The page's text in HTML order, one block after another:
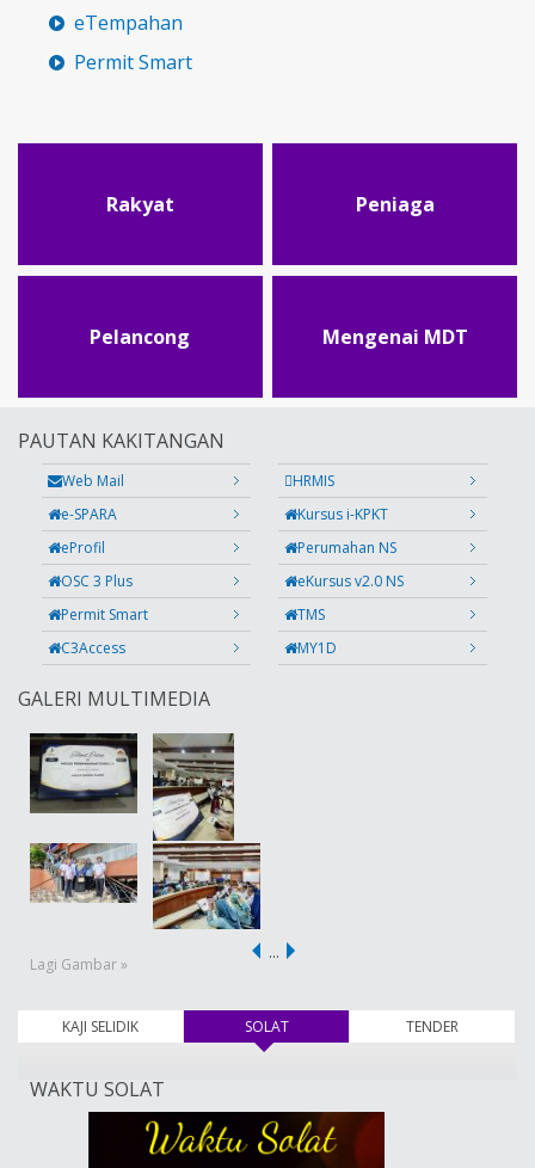
eTempahan
Permit Smart
Rakyat Peniaga
Pelancong Mengenai MDT
PAUTAN KAKITANGAN
Web Mail
HRMIS
e-SPARA
Kursus i-KPKT
eProfil
Perumahan NS
OSC 3 Plus
eKursus v2.0 NS
Permit Smart
TMS
C3Access
MY1D
GALERI MULTIMEDIA
Lagi Gambar »
…
KAJI SELIDIK SOLAT(tab aktif) TENDER
WAKTU SOLAT